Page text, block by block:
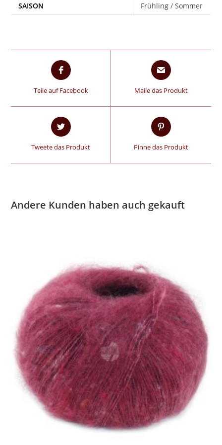
SAISON Frühling / Sommer
Teile auf Facebook Maile das Produkt
Tweete das Produkt Pinne das Produkt
Andere Kunden haben auch gekauft